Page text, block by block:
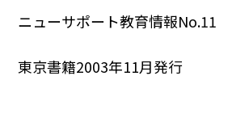
ニューサポート教育情報No.11
東京書籍2003年11月発行